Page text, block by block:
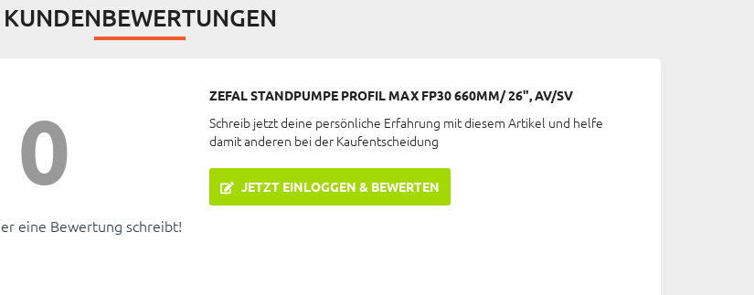
KUNDENBEWERTUNGEN
0
eine Bewertung schreibt!
ZEFAL STANDPUMPE PROFIL MAX FP30 660MM/ 26", AV/SV
Schreib jetzt deine persönliche Erfahrung mit diesem Artikel und helfe
damit anderen bei der Kaufentscheidung
JETZT EINLOGGEN & BEWERTEN